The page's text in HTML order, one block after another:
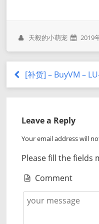
天毅的小萌宠 2019
[补货] – BuyVM –
Leave a Reply
Your email address will
Please fill the fields
Comment